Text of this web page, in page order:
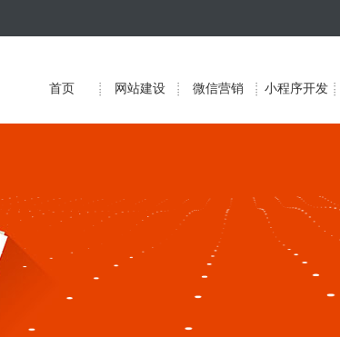
首页 网站建设 微信营销 小程序开发